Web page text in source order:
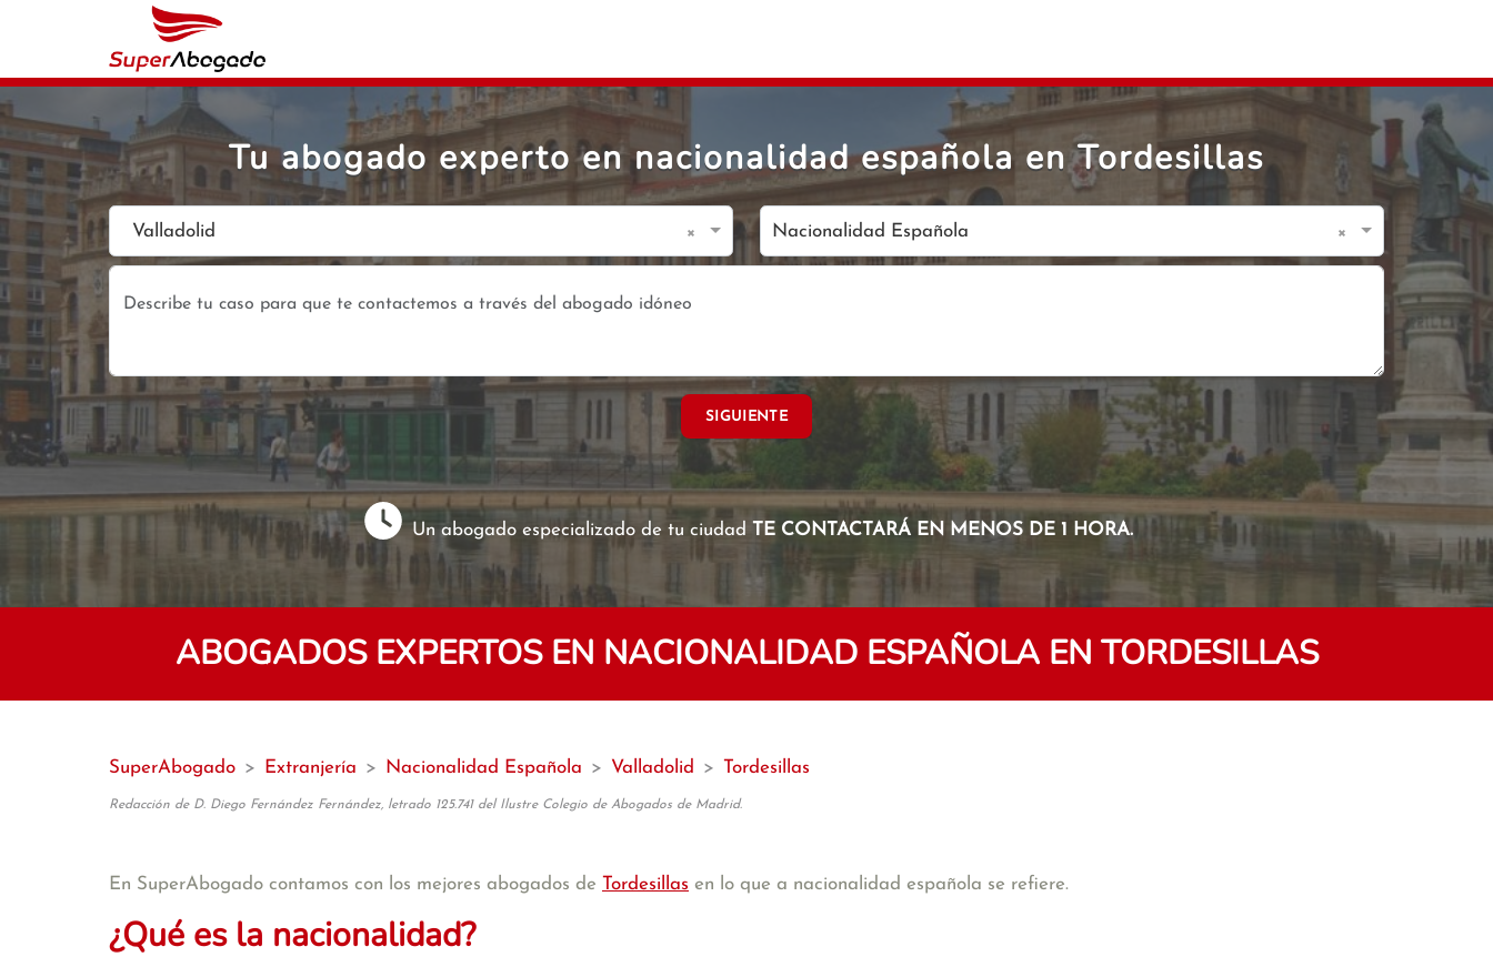
Tu abogado experto en nacionalidad española en Tordesillas
Valladolid × Nacionalidad Española ×
SIGUIENTE
Un abogado especializado de tu ciudad TE CONTACTARÁ EN MENOS DE 1 HORA.
ABOGADOS EXPERTOS EN NACIONALIDAD ESPAÑOLA EN TORDESILLAS
SuperAbogado > Extranjería > Nacionalidad Española > Valladolid > Tordesillas
Redacción de D. Diego Fernández Fernández, letrado 125.741 del Ilustre Colegio de Abogados de Madrid.
En SuperAbogado contamos con los mejores abogados de Tordesillas en lo que a nacionalidad española se refiere.
¿Qué es la nacionalidad?